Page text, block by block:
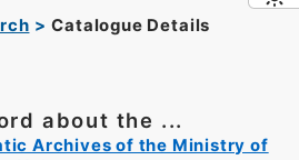
Catalogue Details
about the ...
Archives of the Ministry of